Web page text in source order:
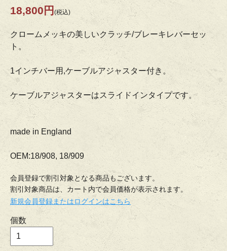
18,800円 (税込)
クロームメッキの美しいクラッチ/ブレーキレバーセッ
ト。
1インチバー用,ケーブルアジャスター付き。
ケーブルアジャスターはスライドインタイプです。
made in England
OEM:18/908, 18/909
会員登録で割引対象となる商品もございます。
割引対象商品は、カート内で会員価格が表示されます。
新規会員登録またはログインはこちら
個数